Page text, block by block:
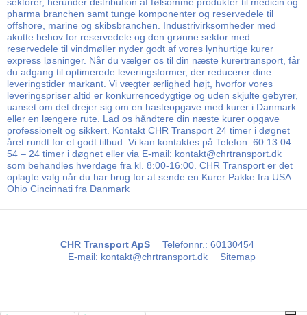
pharma branchen samt tunge komponenter og reservedele til
offshore, marine og skibsbranchen. Industrivirksomheder med
akutte behov for reservedele og den grønne sektor med
reservedele til vindmøller nyder godt af vores lynhurtige kurer
express løsninger. Når du vælger os til din næste kurertransport, får
du adgang til optimerede leveringsformer, der reducerer dine
leveringstider markant. Vi vægter ærlighed højt, hvorfor vores
leveringspriser altid er konkurrencedygtige og uden skjulte gebyrer,
uanset om det drejer sig om en hasteopgave med kurer i Danmark
eller en længere rute. Lad os håndtere din næste kurer opgave
professionelt og sikkert. Kontakt CHR Transport 24 timer i døgnet
året rundt for et godt tilbud. Vi kan kontaktes på Telefon: 60 13 04
54 – 24 timer i døgnet eller via E-mail: kontakt@chrtransport.dk
som behandles hverdage fra kl. 8:00-16:00. CHR Transport er det
oplagte valg når du har brug for at sende en Kurer Pakke fra USA
Ohio Cincinnati fra Danmark
CHR Transport ApS Telefonnr.: 60130454
E-mail: kontakt@chrtransport.dk Sitemap